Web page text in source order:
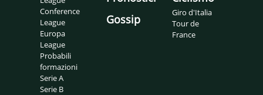
Conference
League
Europa
League
Probabili
formazioni
Serie A
Serie B
Gossip
Giro d'Italia
Tour de
France